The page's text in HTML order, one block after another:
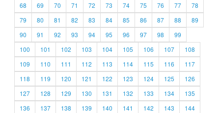
68
69 70 71 72 73 74 75 76 77
78
79
80 81 82 83 84 85 86 87 88
89
90
91 92 93 94 95 96 97 98
99
100
101 102 103 104 105 106 107
108
109
110 111 112 113 114 115 116
117
118
119 120 121 122 123 124 125
126
127
128 129 130 131 132 133 134
135
136
137 138 139 140 141 142 143
144